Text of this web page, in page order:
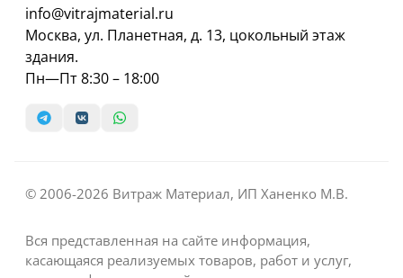
info@vitrajmaterial.ru
Москва, ул. Планетная, д. 13, цокольный этаж
здания.
Пн—Пт 8:30 – 18:00
© 2006-2026 Витраж Материал, ИП Ханенко М.В.
Вся представленная на сайте информация,
касающаяся реализуемых товаров, работ и услуг,